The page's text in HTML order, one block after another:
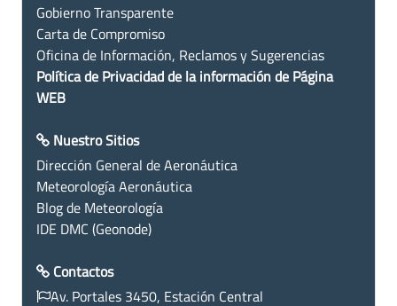
Gobierno Transparente
Carta de Compromiso
Oficina de Información, Reclamos y Sugerencias
Política de Privacidad de la información de Página
WEB
Nuestro Sitios
Dirección General de Aeronáutica
Meteorología Aeronáutica
Blog de Meteorología
IDE DMC (Geonode)
Contactos
Av. Portales 3450, Estación Central